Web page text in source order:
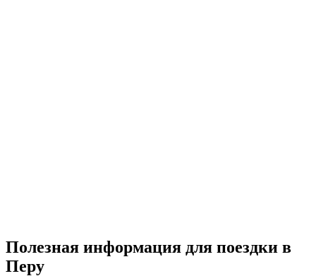
Полезная информация для поездки в
Перу